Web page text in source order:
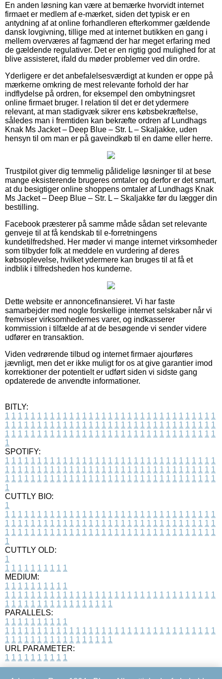
En anden løsning kan være at bemærke hvorvidt internet
firmaet er medlem af e-mærket, siden det typisk er en
antydning af at online forhandleren efterkommer gældende
dansk lovgivning, tillige med at internet butikken en gang i
mellem overværes af fagmænd der har meget erfaring med
de gældende regulativer. Det er en rigtig god mulighed for at
blive assisteret, ifald du møder problemer ved din ordre.
Yderligere er det anbefalelsesværdigt at kunden er oppe på
mærkerne omkring de mest relevante forhold der har
indflydelse på ordren, for eksempel den ombytningsret
online firmaet bruger. I relation til det er det ydermere
relevant, at man stadigvæk sikrer ens købsbekræftelse,
således man i fremtiden kan bekræfte ordren af Lundhags
Knak Ms Jacket – Deep Blue – Str. L – Skaljakke, uden
hensyn til om man er på gaveindkøb til en dame eller herre.
Trustpilot giver dig temmelig pålidelige løsninger til at bese
mange eksisterende brugeres omtaler og derfor er det smart,
at du besigtiger online shoppens omtaler af Lundhags Knak
Ms Jacket – Deep Blue – Str. L – Skaljakke før du lægger din
bestilling.
Facebook præsterer på samme måde sådan set relevante
genveje til at få kendskab til e-forretningens
kundetilfredshed. Her møder vi mange internet virksomheder
som tilbyder folk at meddele en vurdering af deres
købsoplevelse, hvilket ydermere kan bruges til at få et
indblik i tilfredsheden hos kunderne.
Dette website er annoncefinansieret. Vi har faste
samarbejder med nogle forskellige internet selskaber når vi
fremviser virksomhedernes varer, og indkasserer
kommission i tilfælde af at de besøgende vi sender videre
udfører en transaktion.
Viden vedrørende tilbud og internet firmaer ajourføres
jævnligt, men det er ikke muligt for os at give garantier imod
korrektioner der potentielt er udført siden vi sidste gang
opdaterede de anvendte informationer.
BITLY:
1 1 1 1 1 1 1 1 1 1 1 1 1 1 1 1 1 1 1 1 1 1 1 1 1 1 1 1 1 1 1 1 1
1 1 1 1 1 1 1 1 1 1 1 1 1 1 1 1 1 1 1 1 1 1 1 1 1 1 1 1 1 1 1 1 1
1 1 1 1 1 1 1 1 1 1 1 1 1 1 1 1 1 1 1 1 1 1 1 1 1 1 1 1 1 1 1 1 1
1
SPOTIFY:
1 1 1 1 1 1 1 1 1 1 1 1 1 1 1 1 1 1 1 1 1 1 1 1 1 1 1 1 1 1 1 1 1
1 1 1 1 1 1 1 1 1 1 1 1 1 1 1 1 1 1 1 1 1 1 1 1 1 1 1 1 1 1 1 1 1
1 1 1 1 1 1 1 1 1 1 1 1 1 1 1 1 1 1 1 1 1 1 1 1 1 1 1 1 1 1 1 1 1
1
CUTTLY BIO:
1
1 1 1 1 1 1 1 1 1 1 1 1 1 1 1 1 1 1 1 1 1 1 1 1 1 1 1 1 1 1 1 1 1
1 1 1 1 1 1 1 1 1 1 1 1 1 1 1 1 1 1 1 1 1 1 1 1 1 1 1 1 1 1 1 1 1
1 1 1 1 1 1 1 1 1 1 1 1 1 1 1 1 1 1 1 1 1 1 1 1 1 1 1 1 1 1 1 1 1
1
CUTTLY OLD:
1
1 1 1 1 1 1 1 1 1 1
MEDIUM:
1 1 1 1 1 1 1 1 1 1
1 1 1 1 1 1 1 1 1 1 1 1 1 1 1 1 1 1 1 1 1 1 1 1 1 1 1 1 1 1 1 1 1
1 1 1 1 1 1 1 1 1 1 1 1 1 1 1 1 1
PARALLELS:
1 1 1 1 1 1 1 1 1 1
1 1 1 1 1 1 1 1 1 1 1 1 1 1 1 1 1 1 1 1 1 1 1 1 1 1 1 1 1 1 1 1 1
1 1 1 1 1 1 1 1 1 1 1 1 1 1 1 1 1
URL PARAMETER:
1 1 1 1 1 1 1 1 1 1